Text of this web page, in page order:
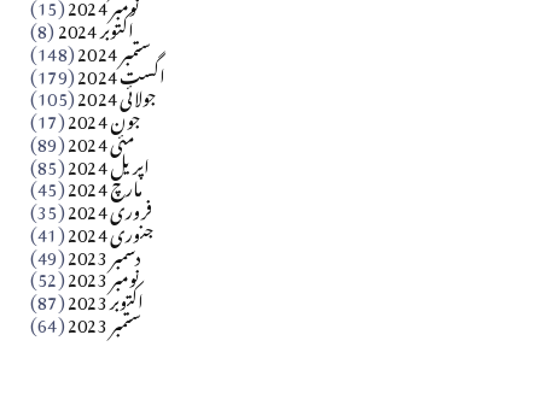
اکتوبر 2024 (8) ستمبر 2024 (148) اگست 2024 (179) جولائی 2024 (105) جون 2024 (17) مئی 2024 (89) اپریل 2024 (85) مارچ 2024 (45) فروری 2024 (35) جنوری 2024 (41) دسمبر 2023 (49) نومبر 2023 (52) اکتوبر 2023 (87) ستمبر 2023 (64)